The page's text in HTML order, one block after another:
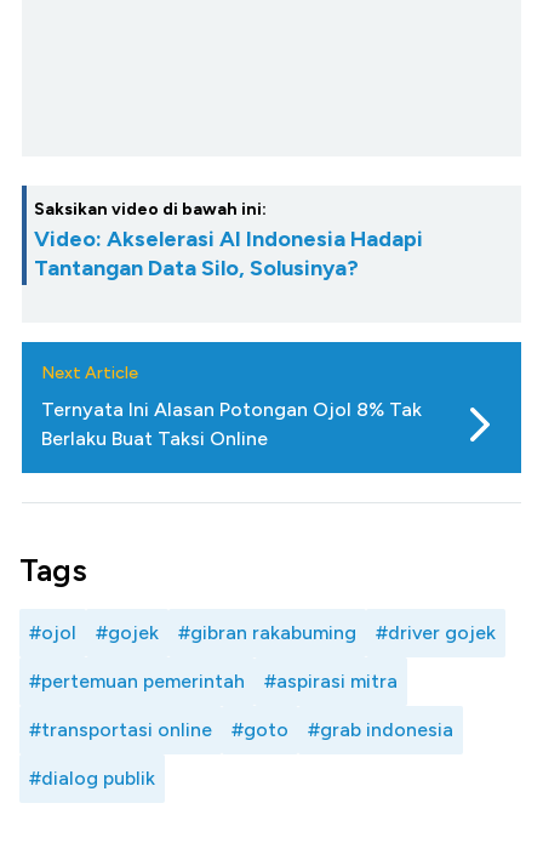
Saksikan video di bawah ini:
Video: Akselerasi AI Indonesia Hadapi
Tantangan Data Silo, Solusinya?
Next Article
Ternyata Ini Alasan Potongan Ojol 8% Tak
Berlaku Buat Taksi Online
Tags
#ojol #gojek #gibran rakabuming #driver gojek
#pertemuan pemerintah #aspirasi mitra
#transportasi online #goto #grab indonesia
#dialog publik